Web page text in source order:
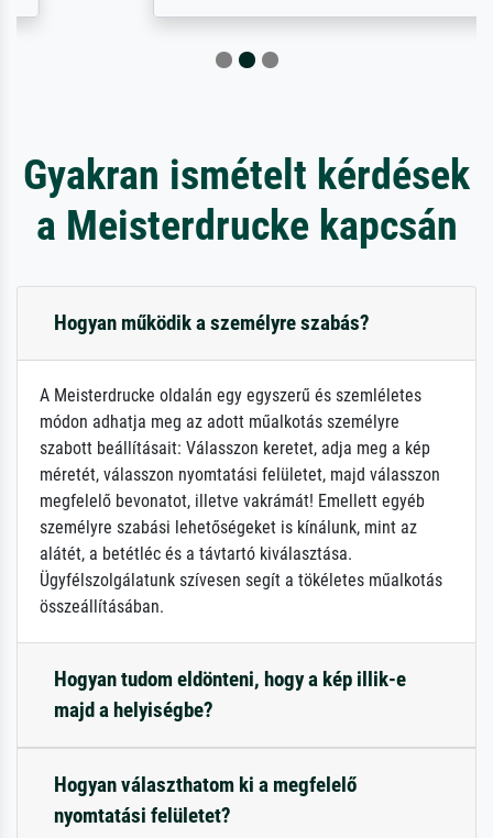
Gyakran ismételt kérdések
a Meisterdrucke kapcsán
Hogyan működik a személyre szabás?
A Meisterdrucke oldalán egy egyszerű és szemléletes
módon adhatja meg az adott műalkotás személyre
szabott beállításait: Válasszon keretet, adja meg a kép
méretét, válasszon nyomtatási felületet, majd válasszon
megfelelő bevonatot, illetve vakrámát! Emellett egyéb
személyre szabási lehetőségeket is kínálunk, mint az
alátét, a betétléc és a távtartó kiválasztása.
Ügyfélszolgálatunk szívesen segít a tökéletes műalkotás
összeállításában.
Hogyan tudom eldönteni, hogy a kép illik-e
majd a helyiségbe?
Hogyan választhatom ki a megfelelő
nyomtatási felületet?